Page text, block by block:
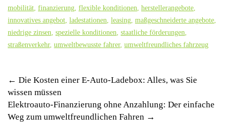
mobilität finanzierung flexible konditionen herstellerangebote
innovatives angebot ladestationen leasing maßgeschneiderte angebote
niedrige zinsen spezielle konditionen staatliche förderungen
straßenverkehr, umweltbewusste fahrer, umweltfreundliches fahrzeug
Post
navigation
← Die Kosten einer E-Auto-Ladebox: Alles, was Sie
wissen müssen
Elektroauto-Finanzierung ohne Anzahlung: Der einfache
Weg zum umweltfreundlichen Fahren →